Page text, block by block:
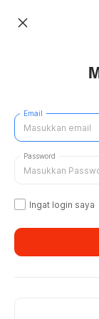
close
Email
Password
Ingat login saya